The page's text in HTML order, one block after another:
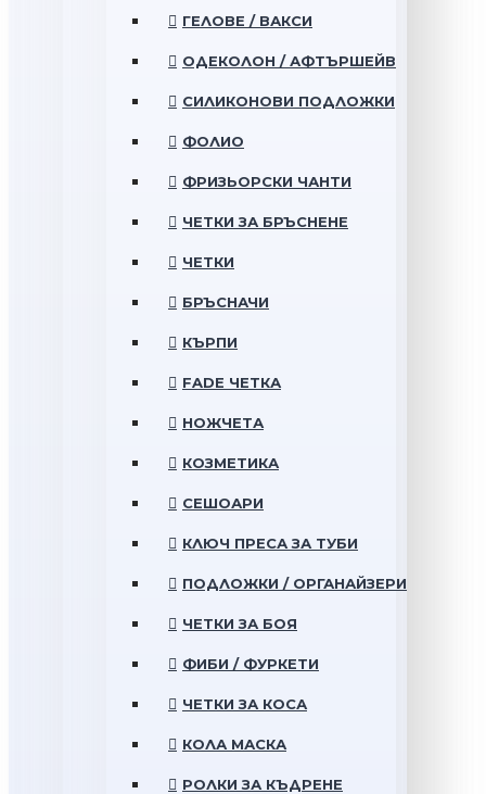
ГЕЛОВЕ / ВАКСИ
ОДЕКОЛОН / АФТЪРШЕЙВ
СИЛИКОНОВИ ПОДЛОЖКИ
ФОЛИО
ФРИЗЬОРСКИ ЧАНТИ
ЧЕТКИ ЗА БРЪСНЕНЕ
ЧЕТКИ
БРЪСНАЧИ
КЪРПИ
FADE ЧЕТКА
НОЖЧЕТА
КОЗМЕТИКА
СЕШОАРИ
КЛЮЧ ПРЕСА ЗА ТУБИ
ПОДЛОЖКИ / ОРГАНАЙЗЕРИ
ЧЕТКИ ЗА БОЯ
ФИБИ / ФУРКЕТИ
ЧЕТКИ ЗА КОСА
КОЛА МАСКА
РОЛКИ ЗА КЪДРЕНЕ